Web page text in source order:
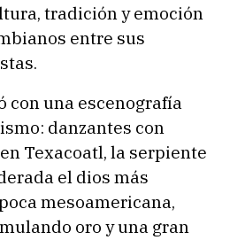
tradición y emoción
entre sus
con una escenografía
danzantes con
Texacoatl, la serpiente
el dios más
mesoamericana,
oro y una gran